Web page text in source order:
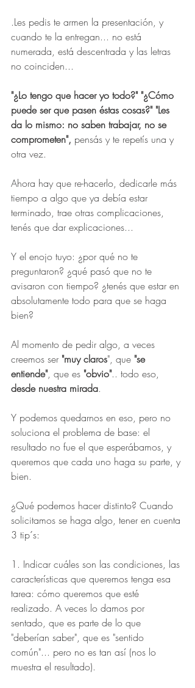
.Les pedis te armen la presentación, y
cuando te la entregan... no está
numerada, está descentrada y las letras
no coinciden...
"¿Lo tengo que hacer yo todo?" "¿Cómo
puede ser que pasen éstas cosas?" "Les
da lo mismo: no saben trabajar, no se
comprometen", pensás y te repetís una y
otra vez.
Ahora hay que re-hacerlo, dedicarle más
tiempo a algo que ya debía estar
terminado, trae otras complicaciones,
tenés que dar explicaciones...
Y el enojo tuyo: ¿por qué no te
preguntaron? ¿qué pasó que no te
avisaron con tiempo? ¿tenés que estar en
absolutamente todo para que se haga
bien?
Al momento de pedir algo, a veces
creemos ser "muy claros", que "se
entiende", que es "obvio".. todo eso,
desde nuestra mirada.
Y podemos quedarnos en eso, pero no
soluciona el problema de base: el
resultado no fue el que esperábamos, y
queremos que cada uno haga su parte, y
bien.
¿Qué podemos hacer distinto? Cuando
solicitamos se haga algo, tener en cuenta
3 tip´s:
1. Indicar cuáles son las condiciones, las
características que queremos tenga esa
tarea: cómo queremos que esté
realizado. A veces lo damos por
sentado, que es parte de lo que
"deberían saber", que es "sentido
común"... pero no es tan así (nos lo
muestra el resultado).